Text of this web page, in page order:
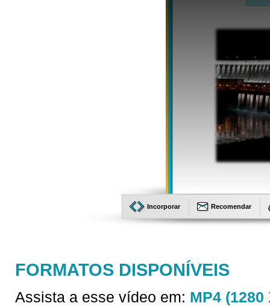
Incorporar Recomendar
FORMATOS DISPONÍVEIS
Assista a esse vídeo em: MP4 (1280